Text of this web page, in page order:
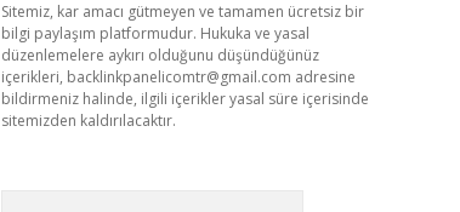
Sitemiz, kar amacı gütmeyen ve tamamen ücretsiz bir
bilgi paylaşım platformudur. Hukuka ve yasal
düzenlemelere aykırı olduğunu düşündüğünüz
içerikleri, backlinkpanelicomtr@gmail.com adresine
bildirmeniz halinde, ilgili içerikler yasal süre içerisinde
sitemizden kaldırılacaktır.